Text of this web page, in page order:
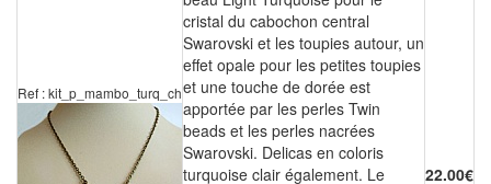
Ref : kit_p_mambo_turq_ch
cristal du cabochon central
Swarovski et les toupies autour, un
effet opale pour les petites toupies
et une touche de dorée est
apportée par les perles Twin
beads et les perles nacrées
Swarovski. Delicas en coloris
turquoise clair également. Le
22.00€